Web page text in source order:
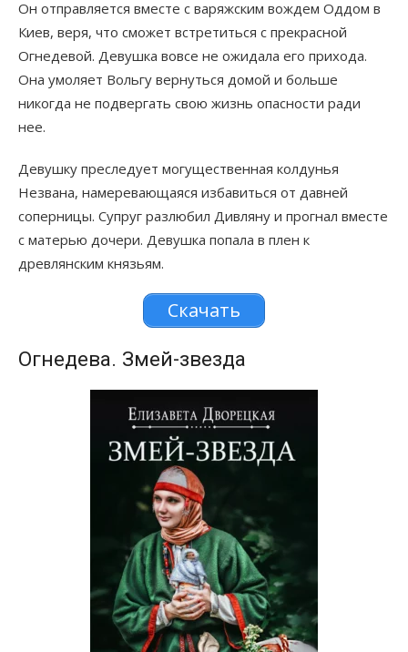
Он отправляется вместе с варяжским вождем Оддом в
Киев, веря, что сможет встретиться с прекрасной
Огнедевой. Девушка вовсе не ожидала его прихода.
Она умоляет Вольгу вернуться домой и больше
никогда не подвергать свою жизнь опасности ради
нее.
Девушку преследует могущественная колдунья
Незвана, намеревающаяся избавиться от давней
соперницы. Супруг разлюбил Дивляну и прогнал вместе
с матерью дочери. Девушка попала в плен к
древлянским князьям.
Скачать
Огнедева. Змей-звезда